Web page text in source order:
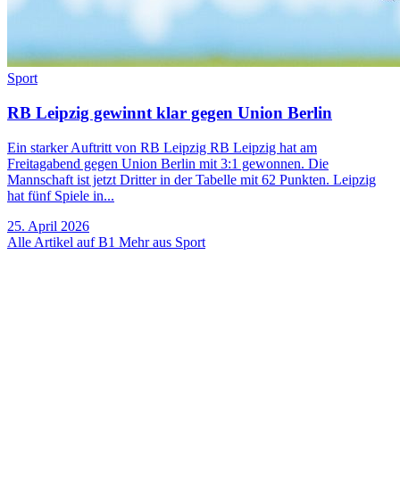
Sport
RB Leipzig gewinnt klar gegen Union Berlin
Ein starker Auftritt von RB Leipzig RB Leipzig hat am
Freitagabend gegen Union Berlin mit 3:1 gewonnen. Die
Mannschaft ist jetzt Dritter in der Tabelle mit 62 Punkten. Leipzig
hat fünf Spiele in...
25. April 2026
Alle Artikel auf B1 Mehr aus Sport